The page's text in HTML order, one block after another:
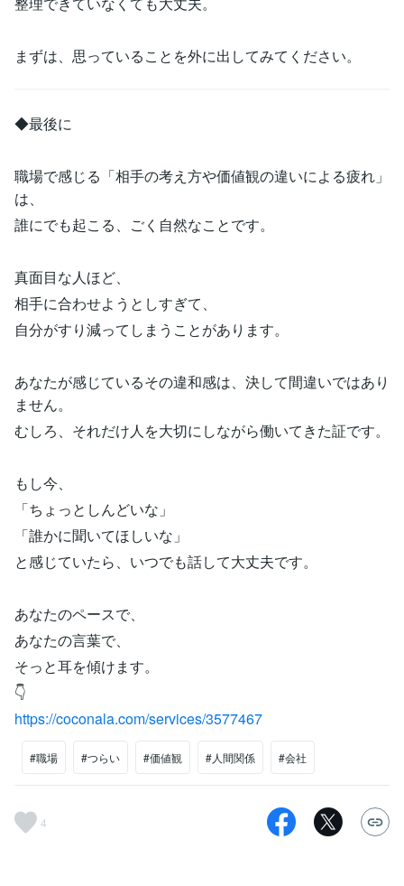
まずは、思っていることを外に出してみてください。
◆最後に
職場で感じる「相手の考え方や価値観の違いによる疲れ」
は、
誰にでも起こる、ごく自然なことです。
真面目な人ほど、
相手に合わせようとしすぎて、
自分がすり減ってしまうことがあります。
あなたが感じているその違和感は、決して間違いではあり
ません。
むしろ、それだけ人を大切にしながら働いてきた証です。
もし今、
「ちょっとしんどいな」
「誰かに聞いてほしいな」
と感じていたら、いつでも話して大丈夫です。
あなたのペースで、
あなたの言葉で、
そっと耳を傾けます。
👇
https://coconala.com/services/3577467
#職場 #つらい #価値観 #人間関係 #会社
4